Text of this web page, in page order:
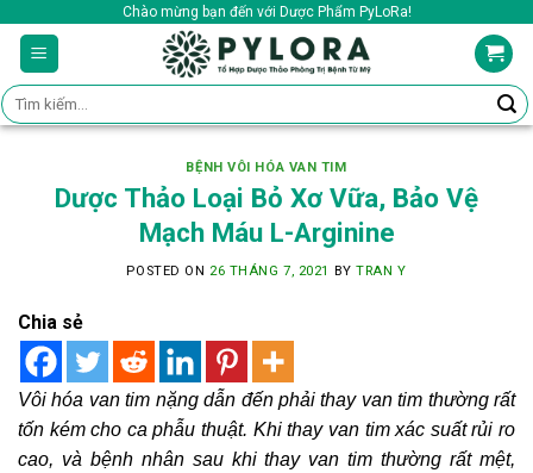
content
Chào mừng bạn đến với Dược Phẩm PyLoRa!
Tìm
kiếm:
BỆNH VÔI HÓA VAN TIM
Dược Thảo Loại Bỏ Xơ Vữa, Bảo Vệ
Mạch Máu L-Arginine
POSTED ON 26 THÁNG 7, 2021 BYTRAN Y
Chia sẻ
Vôi hóa van tim nặng dẫn đến phải thay van tim thường rất
tốn kém cho ca phẫu thuật. Khi thay van tim xác suất rủi ro
cao, và bệnh nhân sau khi thay van tim thường rất mệt,